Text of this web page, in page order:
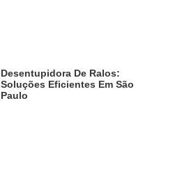
Desentupidora De Ralos:
Soluções Eficientes Em São
Paulo